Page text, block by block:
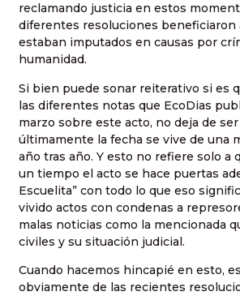
reclamando justicia en estos
diferentes resoluciones beneficiaron
estaban imputados en causas por
humanidad.
Si bien puede sonar reiterativo si es
las diferentes notas que EcoDias
marzo sobre este acto, no deja de
últimamente la fecha se vive de una
año tras año. Y esto no refiere solo a
un tiempo el acto se hace puertas
Escuelita” con todo lo que eso
vivido actos con condenas a
malas noticias como la mencionada
civiles y su situación judicial.
Cuando hacemos hincapié en esto,
obviamente de las recientes